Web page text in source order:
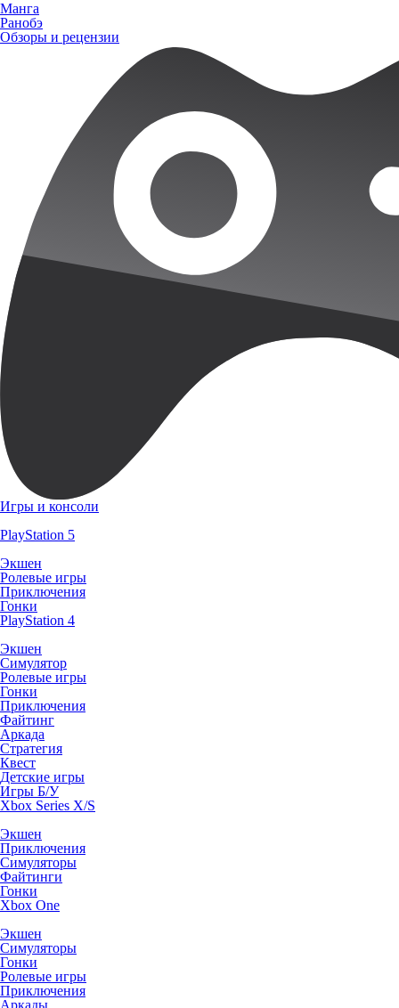
Манга
Ранобэ
Обзоры и рецензии
Игры и консоли
PlayStation 5
Экшен
Ролевые игры
Приключения
Гонки
PlayStation 4
Экшен
Симулятор
Ролевые игры
Гонки
Приключения
Файтинг
Аркада
Стратегия
Квест
Детские игры
Игры Б/У
Xbox Series X/S
Экшен
Приключения
Симуляторы
Файтинги
Гонки
Xbox One
Экшен
Симуляторы
Гонки
Ролевые игры
Приключения
Аркады